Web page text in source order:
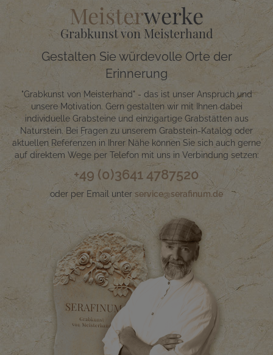
Meisterwerke
Grabkunst von Meisterhand
Gestalten Sie würdevolle Orte der
Erinnerung
"Grabkunst von Meisterhand" - das ist unser Anspruch und
unsere Motivation. Gern gestalten wir mit Ihnen dabei
individuelle Grabsteine und einzigartige Grabstätten aus
Naturstein. Bei Fragen zu unserem Grabstein-Katalog oder
aktuellen Referenzen in Ihrer Nähe können Sie sich auch gerne
auf direktem Wege per Telefon mit uns in Verbindung setzen:
+49 (0)3641 4787520
oder per Email unter service@serafinum.de